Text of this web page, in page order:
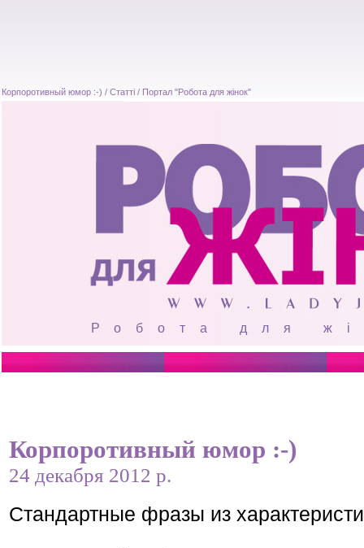
Корпоротивный юмор :-) / Статті / Портал "Робота для жінок"
Робота для
Корпоротивный юмор :-)
24 декабря 2012 р.
Стандартные фразы из